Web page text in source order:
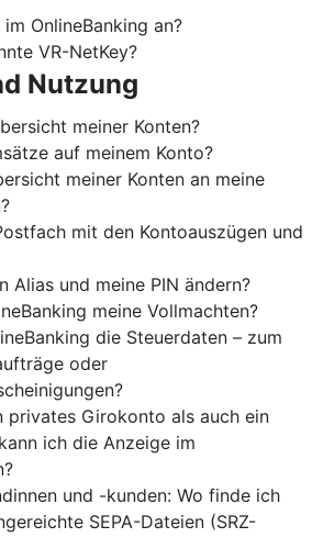
OnlineBanking an?
VR-NetKey?
Nutzung
meiner Konten?
auf meinem Konto?
meiner Konten an meine
mit den Kontoauszügen und
Alias und meine PIN ändern?
meine Vollmachten?
die Steuerdaten – zum
oder
privates Girokonto als auch ein
ich die Anzeige im
und -kunden: Wo finde ich
SEPA-Dateien (SRZ-